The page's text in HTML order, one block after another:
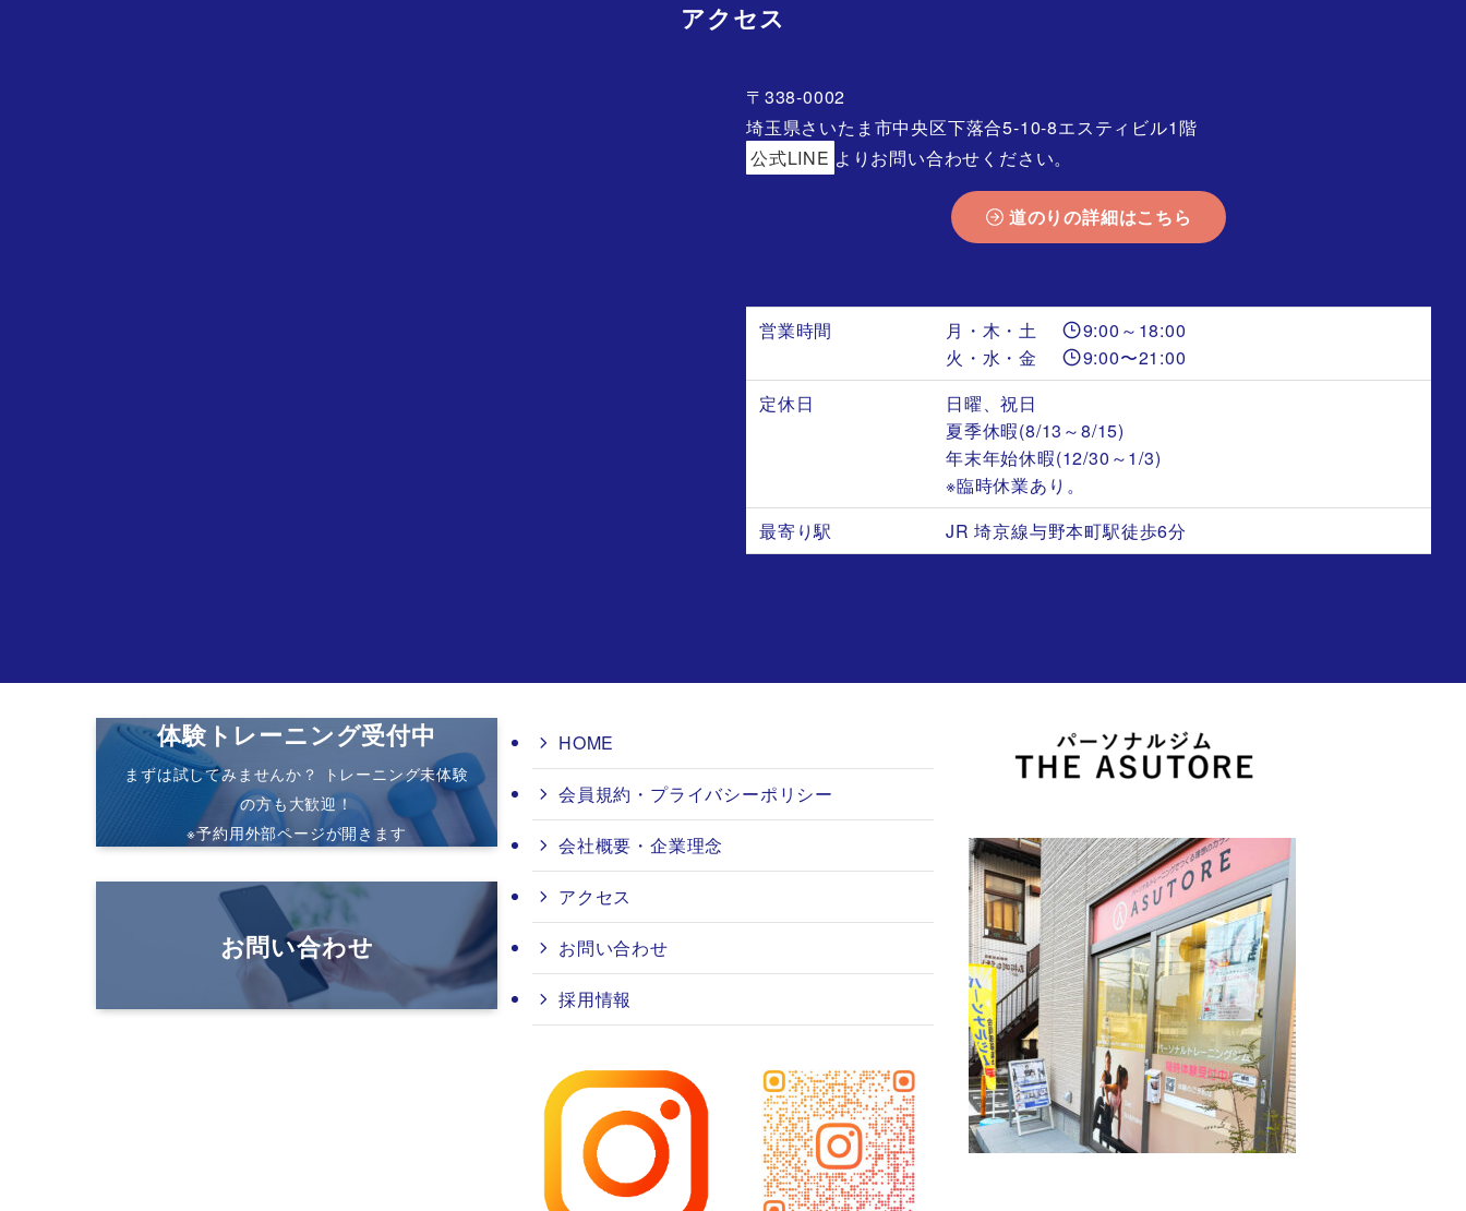
アクセス
〒338-0002
埼玉県さいたま市中央区下落合5-10-8エスティビル1階
公式LINE よりお問い合わせください。
道のりの詳細はこちら
営業時間 月・木・土
9:00～18:00
火・水・金
9:00〜21:00
定休日
日曜、祝日
夏季休暇(8/13～8/15)
年末年始休暇(12/30～1/3)
※臨時休業あり。
最寄り駅
JR 埼京線与野本町駅徒歩6分
体験トレーニング受付中
まずは試してみませんか？ トレーニング未体験
の方も大歓迎！
※予約用外部ページが開きます
お問い合わせ
HOME
会員規約・プライバシーポリシー
会社概要・企業理念
アクセス
お問い合わせ
採用情報